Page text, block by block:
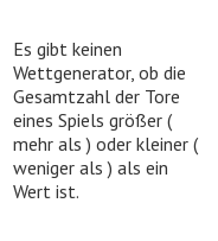
Es gibt keinen
Wettgenerator, ob die
Gesamtzahl der Tore
eines Spiels größer (
mehr als ) oder kleiner (
weniger als ) als ein
Wert ist.